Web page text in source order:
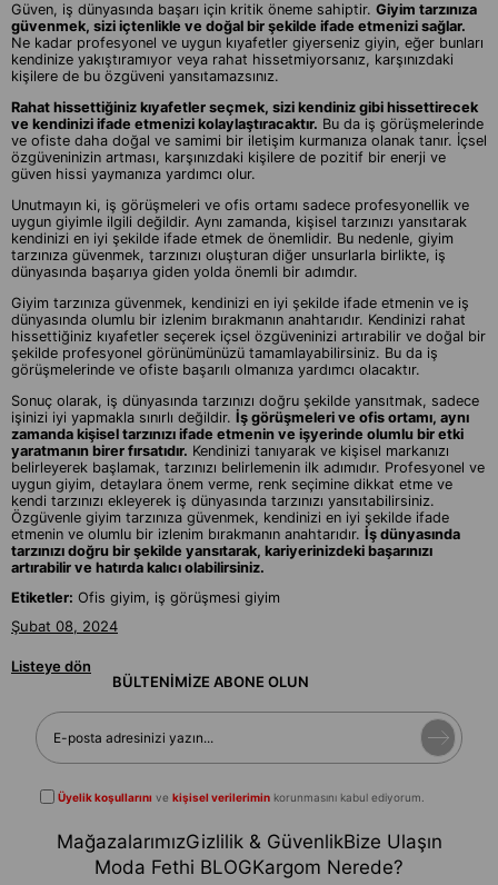
Güven, iş dünyasında başarı için kritik öneme sahiptir. Giyim tarzınıza
güvenmek, sizi içtenlikle ve doğal bir şekilde ifade etmenizi sağlar.
Ne kadar profesyonel ve uygun kıyafetler giyerseniz giyin, eğer bunları
kendinize yakıştıramıyor veya rahat hissetmiyorsanız, karşınızdaki
kişilere de bu özgüveni yansıtamazsınız.
Rahat hissettiğiniz kıyafetler seçmek, sizi kendiniz gibi hissettirecek
ve kendinizi ifade etmenizi kolaylaştıracaktır. Bu da iş görüşmelerinde
ve ofiste daha doğal ve samimi bir iletişim kurmanıza olanak tanır. İçsel
özgüveninizin artması, karşınızdaki kişilere de pozitif bir enerji ve
güven hissi yaymanıza yardımcı olur.
Unutmayın ki, iş görüşmeleri ve ofis ortamı sadece profesyonellik ve
uygun giyimle ilgili değildir. Aynı zamanda, kişisel tarzınızı yansıtarak
kendinizi en iyi şekilde ifade etmek de önemlidir. Bu nedenle, giyim
tarzınıza güvenmek, tarzınızı oluşturan diğer unsurlarla birlikte, iş
dünyasında başarıya giden yolda önemli bir adımdır.
Giyim tarzınıza güvenmek, kendinizi en iyi şekilde ifade etmenin ve iş
dünyasında olumlu bir izlenim bırakmanın anahtarıdır. Kendinizi rahat
hissettiğiniz kıyafetler seçerek içsel özgüveninizi artırabilir ve doğal bir
şekilde profesyonel görünümünüzü tamamlayabilirsiniz. Bu da iş
görüşmelerinde ve ofiste başarılı olmanıza yardımcı olacaktır.
Sonuç olarak, iş dünyasında tarzınızı doğru şekilde yansıtmak, sadece
işinizi iyi yapmakla sınırlı değildir. İş görüşmeleri ve ofis ortamı, aynı
zamanda kişisel tarzınızı ifade etmenin ve işyerinde olumlu bir etki
yaratmanın birer fırsatıdır. Kendinizi tanıyarak ve kişisel markanızı
belirleyerek başlamak, tarzınızı belirlemenin ilk adımıdır. Profesyonel ve
uygun giyim, detaylara önem verme, renk seçimine dikkat etme ve
kendi tarzınızı ekleyerek iş dünyasında tarzınızı yansıtabilirsiniz.
Özgüvenle giyim tarzınıza güvenmek, kendinizi en iyi şekilde ifade
etmenin ve olumlu bir izlenim bırakmanın anahtarıdır. İş dünyasında
tarzınızı doğru bir şekilde yansıtarak, kariyerinizdeki başarınızı
artırabilir ve hatırda kalıcı olabilirsiniz.
Etiketler: Ofis giyim, iş görüşmesi giyim
Şubat 08, 2024
Listeye dön
BÜLTENİMİZE ABONE OLUN
Üyelik koşullarını vekişisel verilerimin korunmasını kabul ediyorum.
MağazalarımızGizlilik & GüvenlikBize Ulaşın
Moda Fethi BLOGKargom Nerede?